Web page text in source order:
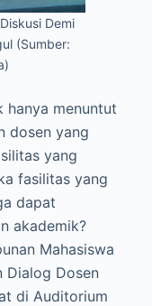
Demi
(Sumber:
hanya menuntut
dosen yang
yang
fasilitas yang
dapat
akademik?
Mahasiswa
Dialog Dosen
di Auditorium